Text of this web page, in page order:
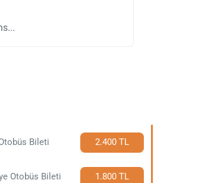
Bileti 2.400 TL
Otobüs Bileti 1.800 TL